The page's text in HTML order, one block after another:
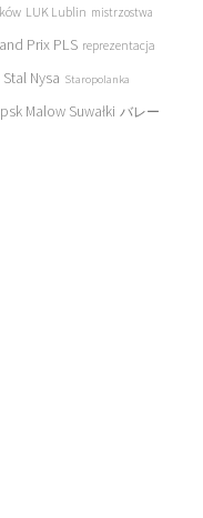
LUK Lublin mistrzostwa
Prix PLS reprezentacja
Stal Nysa Staropolanka
Malow Suwałki バレー